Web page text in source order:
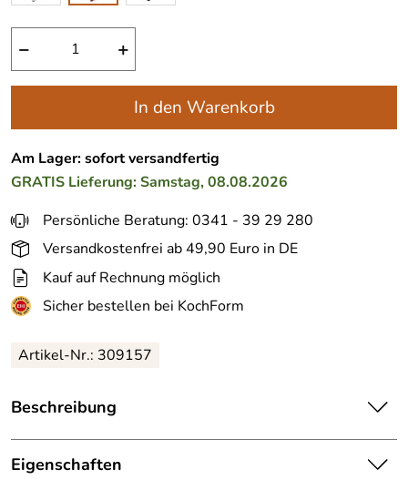
− +
In den Warenkorb
Am Lager: sofort versandfertig
GRATIS Lieferung: Samstag, 08.08.2026
Persönliche Beratung: 0341 - 39 29 280
Versandkostenfrei ab 49,90 Euro in DE
Kauf auf Rechnung möglich
Sicher bestellen bei KochForm
Artikel-Nr.: 309157
Beschreibung
cilio Profi Saftpresse Amalfi in hochglanz rot. Für bis zu
25% mehr Saft von Zitrusfrüchten im Vergleich zu
Eigenschaften